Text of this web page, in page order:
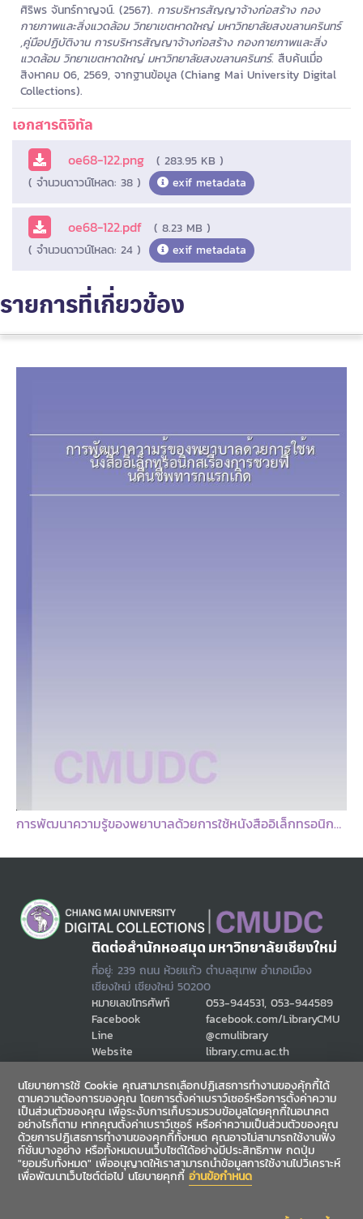
ศิริพร จันทร์กาญจน์. (2567). การบริหารสัญญาจ้างก่อสร้าง กอง
กายภาพและสิ่งแวดล้อม วิทยาเขตหาดใหญ่ มหาวิทยาลัยสงขลานครินทร์
,คู่มือปฏิบัติงาน การบริหารสัญญาจ้างก่อสร้าง กองกายภาพและสิ่ง
แวดล้อม วิทยาเขตหาดใหญ่ มหาวิทยาลัยสงขลานครินทร์. สืบค้นเมื่อ
สิงหาคม 06, 2569, จากฐานข้อมูล (Chiang Mai University Digital
Collections).
เอกสารดิจิทัล
oe68-122.png
( 283.95 KB )
( จำนวนดาวน์โหลด: 38 )
exif metadata
oe68-122.pdf
( 8.23 MB )
( จำนวนดาวน์โหลด: 24 )
exif metadata
รายการที่เกี่ยวข้อง
การพัฒนาความรู้ของพยาบาลด้วยการใช้หนังสืออิเล็กทรอนิกส์เรื่องการช่วยฟื้นคืนชีพทารกแรกเกิด
ติดต่อสำนักหอสมุด มหาวิทยาลัยเชียงใหม่
ที่อยู่: 239 ถนน ห้วยแก้ว ตำบลสุเทพ อำเภอเมือง
เชียงใหม่ เชียงใหม่ 50200
หมายเลขโทรศัพท์ 053-944531, 053-944589
Facebook
facebook.com/LibraryCMU
Line
@cmulibrary
Website
library.cmu.ac.th
ช่องทางสื่อสาร
นโยบายการใช้ Cookie คุณสามารถเลือกปฏิเสธการทำงานของคุ้กกี้ได้
ตามความต้องการของคุณ โดยการตั้งค่าเบราว์เซอร์หรือการตั้งค่าความ
เป็นส่วนตัวของคุณ เพื่อระงับการเก็บรวมรวบข้อมูลโดยคุกกี้ในอนาคต
อย่างไรก็ตาม หากคุณตั้งค่าเบราว์เซอร์ หรือค่าความเป็นส่วนตัวของคุณ
ด้วยการปฎิเสธการทำงานของคุกกี้ทั้งหมด คุณอาจไม่สามารถใช้งานฟัง
ก์ชั่นบางอย่าง หรือทั้งหมดบนเว็บไซต์ได้อย่างมีประสิทธิภาพ กดปุ่ม
"ยอมรับทั้งหมด" เพื่ออนุญาตให้เราสามารถนำข้อมูลการใช้งานไปวิเคราะห์
เพื่อพัฒนาเว็บไซต์ต่อไป นโยบายคุกกี้อ่านข้อกำหนด